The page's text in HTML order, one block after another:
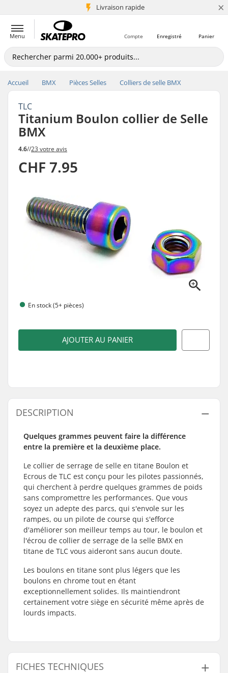
Livraison rapide
+5 mio de clients ×
Menu Panier
Enregistré
Compte
Accueil BMX Pièces Selles Colliers de selle BMX
TLC
Titanium Boulon collier de Selle
BMX
4.6//23 votre avis
CHF 7.95
En stock (5+ pièces)
AJOUTER AU PANIER
DESCRIPTION
Quelques grammes peuvent faire la différence
entre la première et la deuxième place.
Le collier de serrage de selle en titane Boulon et
Ecrous de TLC est conçu pour les pilotes passionnés,
qui cherchent à perdre quelques grammes de poids
sans compromettre les performances. Que vous
soyez un adepte des parcs, qui s'envole sur les
rampes, ou un pilote de course qui s'efforce
d'améliorer son meilleur temps au tour, le boulon et
l'écrou de collier de serrage de la selle BMX en
titane de TLC vous aideront sans aucun doute.
Les boulons en titane sont plus légers que les
boulons en chrome tout en étant
exceptionnellement solides. Ils maintiendront
certainement votre siège en sécurité même après de
lourds impacts.
FICHES TECHNIQUES